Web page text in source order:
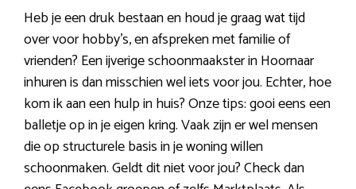
Heb je een druk bestaan en houd je graag wat tijd
over voor hobby’s, en afspreken met familie of
vrienden? Een ijverige schoonmaakster in Hoornaar
inhuren is dan misschien wel iets voor jou. Echter, hoe
kom ik aan een hulp in huis? Onze tips: gooi eens een
balletje op in je eigen kring. Vaak zijn er wel mensen
die op structurele basis in je woning willen
schoonmaken. Geldt dit niet voor jou? Check dan